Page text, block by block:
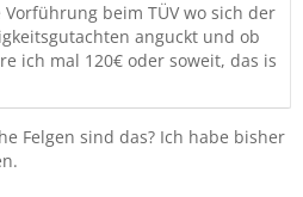
beim TÜV wo sich der
anguckt und ob
ich mal 120€ oder soweit, das is
Felgen sind das? Ich habe bisher